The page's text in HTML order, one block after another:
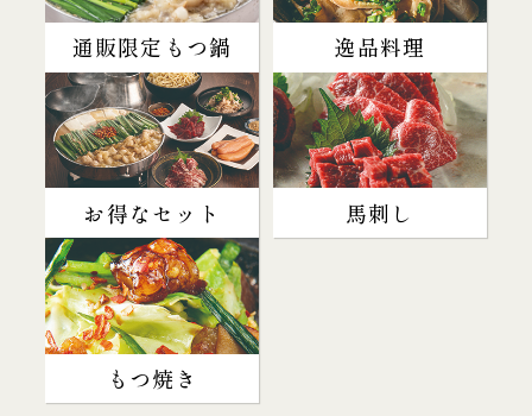
通販限定もつ鍋 逸品料理
お得なセット 馬刺し
もつ焼き